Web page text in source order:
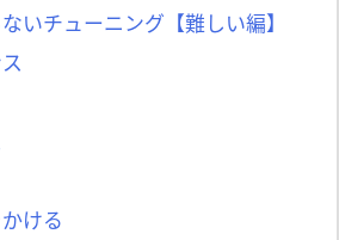
いチューニング【難しい編】
ける